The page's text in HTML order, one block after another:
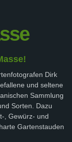
Dirk
und seltene
Sammlung
Sorten. Dazu
, Gewürz- und
Gartenstauden